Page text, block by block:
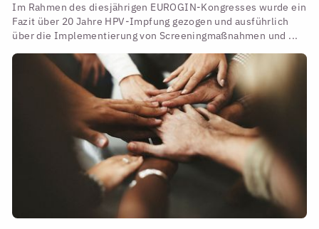
Im Rahmen des diesjährigen EUROGIN-Kongresses wurde ein
Fazit über 20 Jahre HPV-Impfung gezogen und ausführlich
über die Implementierung von Screeningmaßnahmen und ...